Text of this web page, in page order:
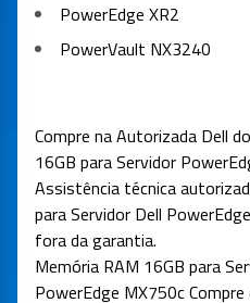
PowerEdge XR2
PowerVault NX3240
Compre na Autorizada Dell
16GB para Servidor
Assistência técnica
para Servidor Dell
fora da garantia.
Memória RAM 16GB para
PowerEdge MX750c